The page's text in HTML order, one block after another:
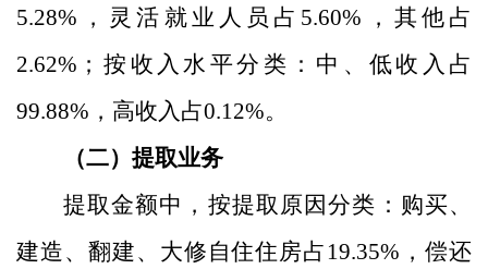
5.28% ，灵活就业人员占 5.60% ，其他占
2.62% ； 按收入水平分类： 中、低收入占
99.88% ，高收入占0.12%。
（二）提取业务
提取金额中， 按提取原因分类： 购买、
建造、翻建、大修自住住房占 19.35% ，偿还